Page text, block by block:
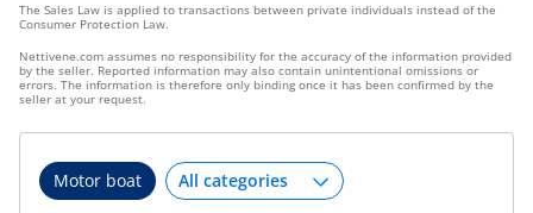
The Sales Law is applied to transactions between private individuals instead of the
Consumer Protection Law.
Nettivene.com assumes no responsibility for the accuracy of the information provided
by the seller. Reported information may also contain unintentional omissions or
errors. The information is therefore only binding once it has been confirmed by the
seller at your request.
Motor boat